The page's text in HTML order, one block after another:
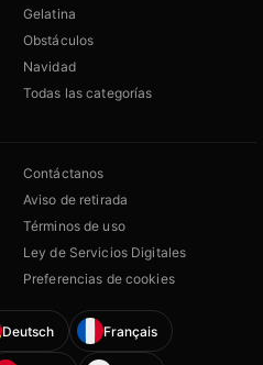
Gelatina
Obstáculos
Navidad
Todas las categorías
Contáctanos
Aviso de retirada
Términos de uso
Ley de Servicios Digitales
Preferencias de cookies
Deutsch Français